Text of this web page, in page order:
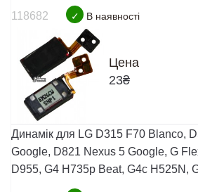
118682 ✓ В наявності
Цена
23₴
Динамік для LG D315 F70 Blanco,
Google, D821 Nexus 5 Google, G
D955, G4 H735p Beat, G4c H525N,